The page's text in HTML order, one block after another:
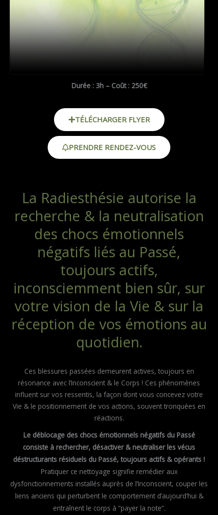
Durée : 3h – Coût : 250€
TÉLÉCHARGER FLYER
PRENDRE RENDEZ-VOUS
La Radiesthésie autorise la
recherche & la neutralisation
des chocs émotionnels
négatifs liés au Passé,
toujours actifs,
inconsciemment bien sûr, sur
votre vision de la Vie & sur la
réception de vos émotions au
quotidien.
Ces blessures passées demeurent actives, toujours en
résonance avec l’Inconscient & le Corps ! Ces phénomènes
influent sur vos ressentis, la façon dont vous concevez votre
Vie & le positionnement de vos actions, souvent tronquées en
réactions.
Le déblocage des chocs émotionnels négatifs du Passé
consiste à rechercher, désactiver & neutraliser les vécus
déstructurants résiduels du Passé, toujours actifs & opérants !
Pratiquer ce nettoyage signifie remédier aux
dysfonctionnements installés auprès de l’Inconscient, couper les
liens anciens qui perturbent le comportement d’aujourd’hui &
entraînent le corps à “payer la note”.